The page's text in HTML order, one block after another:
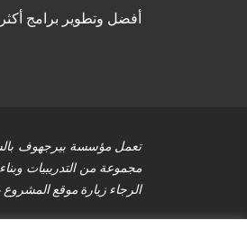
أفضل وتطوير برامج
تعمل مؤسسة بيرجهوف
مجموعة من التدريبيات
الرجاء زيارة موقع